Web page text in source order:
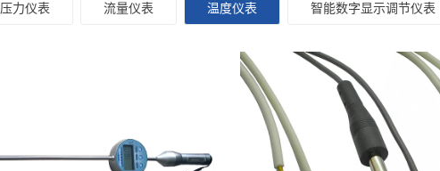
压力仪表 流量仪表 温度仪表 智能数字显示调节仪表